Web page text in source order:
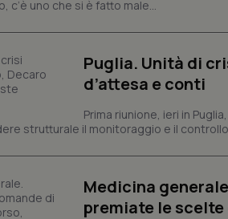
c’è uno che si è fatto male...
Puglia. Unità di
d’attesa e conti
Prima riunione, ieri in
strutturale il monitoraggio e il
Medicina
premiate le scelte
CookieScriptConsent
tracking-sites-
tracking-sites-
session-id